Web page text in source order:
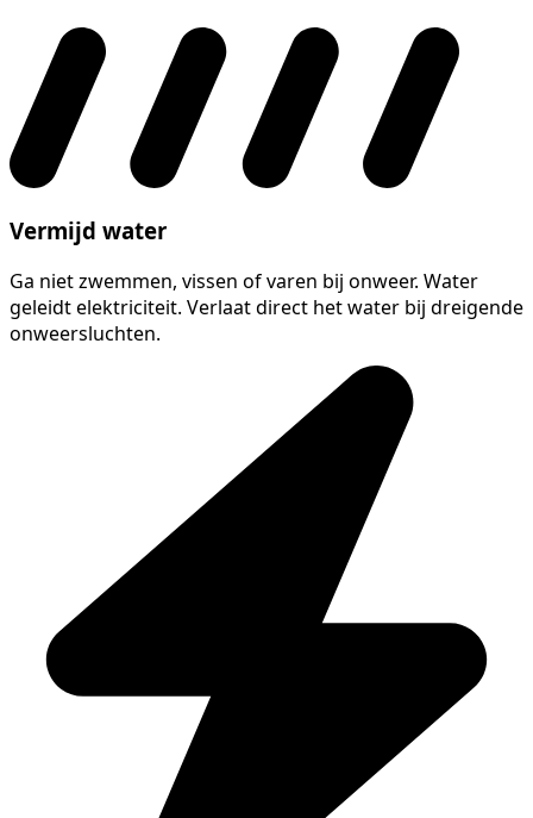
Vermijd water
Ga niet zwemmen, vissen of varen bij onweer. Water
geleidt elektriciteit. Verlaat direct het water bij dreigende
onweersluchten.